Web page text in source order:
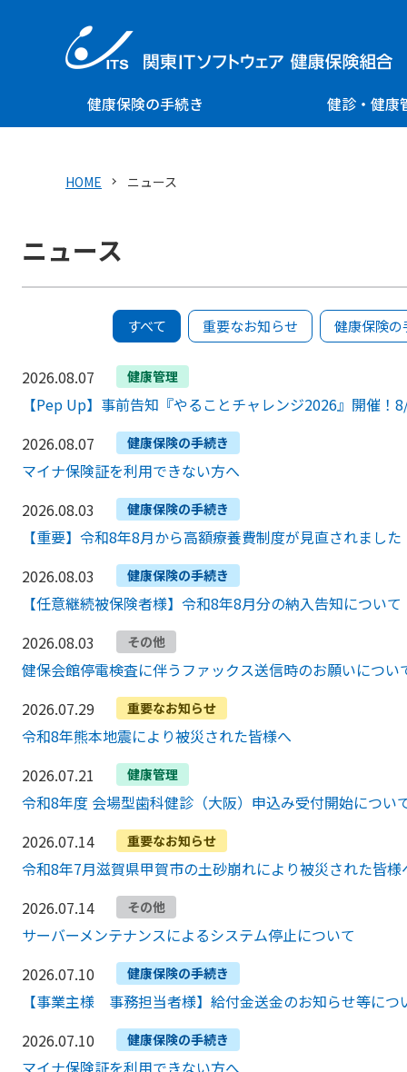
健康保険の手続き 健診・健康
HOME ニュース
ニュース
すべて 重要なお知らせ 健康保険の
2026.08.07 健康管理
【Pep Up】事前告知『やることチャレンジ2026』開催！
2026.08.07
健康保険の手続き
マイナ保険証を利用できない方へ
2026.08.03
健康保険の手続き
【重要】令和8年8月から高額療養費制度が見直されました
2026.08.03
健康保険の手続き
【任意継続被保険者様】令和8年8月分の納入告知について
2026.08.03
その他
健保会館停電検査に伴うファックス送信時のお願いについ
2026.07.29
重要なお知らせ
令和8年熊本地震により被災された皆様へ
2026.07.21
健康管理
令和8年度 会場型歯科健診（大阪）申込み受付開始につい
2026.07.14
重要なお知らせ
令和8年7月滋賀県甲賀市の土砂崩れにより被災された皆様
2026.07.14
その他
サーバーメンテナンスによるシステム停止について
2026.07.10
健康保険の手続き
【事業主様 事務担当者様】給付金送金のお知らせ等につ
2026.07.10
健康保険の手続き
マイナ保険証を利用できない方へ